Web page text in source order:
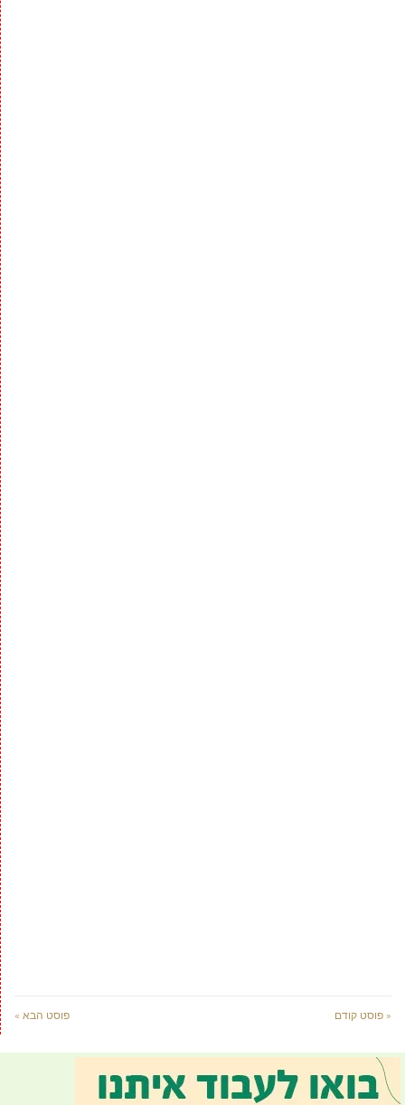
« פוסט קודם פוסט הבא »